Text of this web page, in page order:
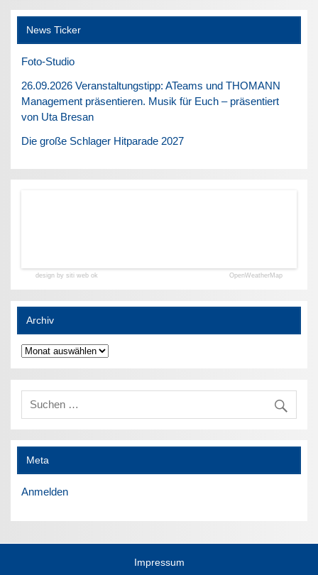
News Ticker
Foto-Studio
26.09.2026 Veranstaltungstipp: ATeams und THOMANN
Management präsentieren. Musik für Euch – präsentiert
von Uta Bresan
Die große Schlager Hitparade 2027
design by siti web ok OpenWeatherMap
Archiv
Archiv
Meta
Anmelden
Impressum